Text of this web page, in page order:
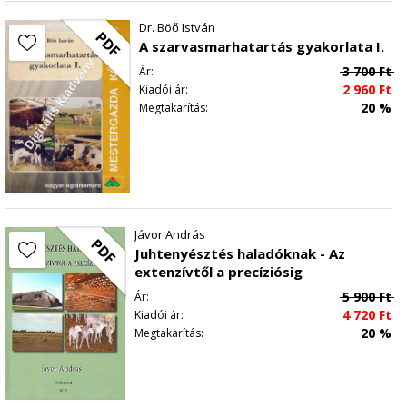
A NYAK TÉNYLEGES TÁJÉKAI
A TÖRZS TÁJÉKAI
A MELLKAS TÁJÉKAI
A HAS TÁJÉKAI
A MEDENCE TÁJÉKAI
A VÉGTAGOK TÁJÉKAI
AZ ELÜLSŐ VÉGTAG TÁJÉKAI
A HÁTULSÓ VÉGTAG TÁJÉKAI
A HÁZIMADARAK TESTTÁJAI
A FEJ TÁJÉKAI
A NYAK TÁJÉKAI
A TÖRZS TÁJÉKAI
A FAROK TÁJÉKAI
A VÉGTAGOK TÁJÉKAI
TUDÁSPRÓBA
MEGOLDÁS
A MOZGÁSSZERVEK RENDSZERE
PDF Dr. Böő István
A szarvasmarhatartás gyakorlata I.
Ár: 3 700Ft
Kiadói ár: 2 960 Ft
Megtakarítás: 20 %
PDF Jávor András
Juhtenyésztés haladóknak - Az
extenzívtől a precíziósig
Ár: 5 900Ft
Kiadói ár: 4 720 Ft
Megtakarítás: 20 %